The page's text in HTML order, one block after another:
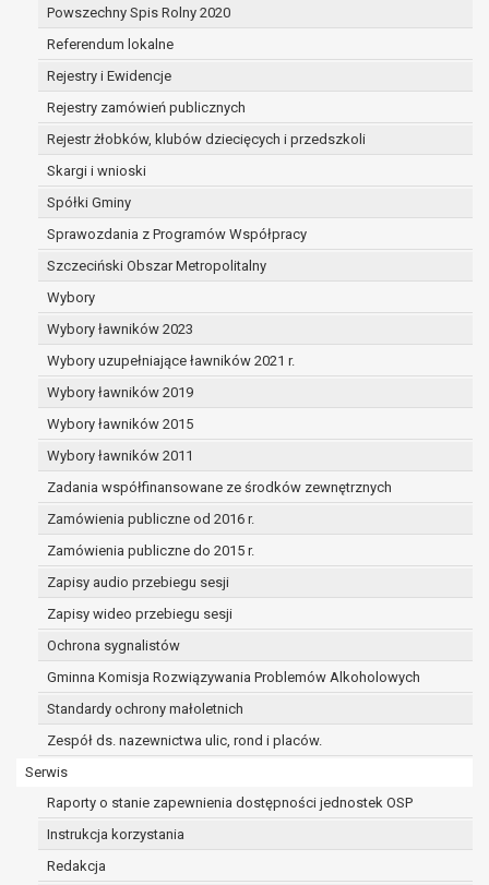
Powszechny Spis Rolny 2020
Referendum lokalne
Rejestry i Ewidencje
Rejestry zamówień publicznych
Rejestr żłobków, klubów dziecięcych i przedszkoli
Skargi i wnioski
Spółki Gminy
Sprawozdania z Programów Współpracy
Szczeciński Obszar Metropolitalny
Wybory
Wybory ławników 2023
Wybory uzupełniające ławników 2021 r.
Wybory ławników 2019
Wybory ławników 2015
Wybory ławników 2011
Zadania współfinansowane ze środków zewnętrznych
Zamówienia publiczne od 2016 r.
Zamówienia publiczne do 2015 r.
Zapisy audio przebiegu sesji
Zapisy wideo przebiegu sesji
Ochrona sygnalistów
Gminna Komisja Rozwiązywania Problemów Alkoholowych
Standardy ochrony małoletnich
Zespół ds. nazewnictwa ulic, rond i placów.
Serwis
Raporty o stanie zapewnienia dostępności jednostek OSP
Instrukcja korzystania
Redakcja
zapomnianym) na podstawie art. 17 RODO,
w przypadku gdy:
dane nie są już niezbędne do celów,
dla których były zebrane lub w inny
sposób przetwarzane,
osoba, której dane dotyczą, wniosła
sprzeciw wobec przetwarzania
danych osobowych,
zgodę na przetwarzanie danych
osobowych, która jest podstawą
przetwarzania danych i nie ma innej
danych,
dane osobowe przetwarzane są
niezgodnie z prawem,
dane osobowe muszą być usunięte w
celu wywiązania się z obowiązku
prawo do żądania ograniczenia
przetwarzania danych osobowych na
podstawie art. 18 RODO, w przypadku gdy:
osoba, której dane dotyczą
kwestionuje prawidłowość danych
osobowych – na okres pozwalający
administratorowi sprawdzić
przetwarzanie danych jest niezgodne
z prawem, a osoba, której dane
dotyczą, sprzeciwia się usunięciu
danych, żądając w zamian ich
ograniczenia,
danych dla swoich celów, ale osoba,
której dane dotyczą, potrzebuje ich do
ustalenia, obrony lub dochodzenia
roszczeń,